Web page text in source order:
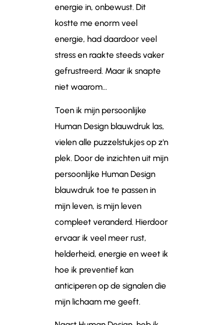
energie in, onbewust. Dit
kostte me enorm veel
energie, had daardoor veel
stress en raakte steeds vaker
gefrustreerd. Maar ik snapte
niet waarom...
Toen ik mijn persoonlijke
Human Design blauwdruk las,
vielen alle puzzelstukjes op z'n
plek. Door de inzichten uit mijn
persoonlijke Human Design
blauwdruk toe te passen in
mijn leven, is mijn leven
compleet veranderd. Hierdoor
ervaar ik veel meer rust,
helderheid, energie en weet ik
hoe ik preventief kan
anticiperen op de signalen die
mijn lichaam me geeft.